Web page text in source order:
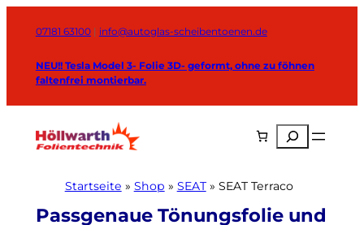
Inhalt07181 63100| info@autoglas-scheibentoenen.de
NEU!! Tesla Model 3- Folie 3D- geformt, ohne zu föhnen
faltenfrei montierbar.
Suchen
Startseite » Shop » SEAT» SEAT Terraco